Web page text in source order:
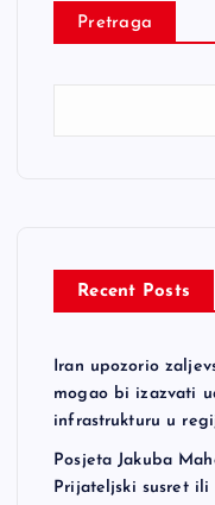
Pretraga
Recent Posts
Iran upozorio
mogao bi izazvati
infrastrukturu u
Posjeta Jakuba
Prijateljski susret